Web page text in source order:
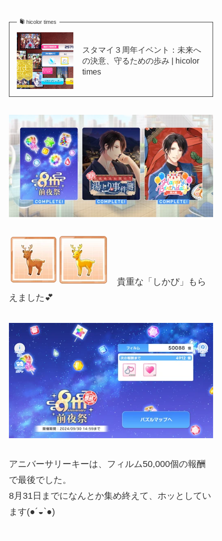
hicolor times
スタマイ３周年イベント：未来へ
の決意、守るための歩み | hicolor
times
貴重な「しかぴ」もら
えました💕
アニバーサリーキーは、フィルム50,000個の報酬
で最後でした。
8月31日までになんとか集め終えて、ホッとしてい
ます(●´◒`●)